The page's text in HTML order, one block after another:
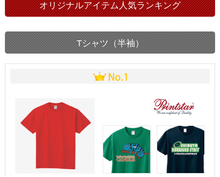
オリジナルアイテム人気ランキング
Tシャツ（半袖）